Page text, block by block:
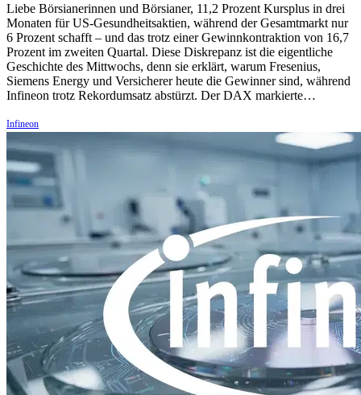
Liebe Börsianerinnen und Börsianer, 11,2 Prozent Kursplus in drei
Monaten für US-Gesundheitsaktien, während der Gesamtmarkt nur
6 Prozent schafft – und das trotz einer Gewinnkontraktion von 16,7
Prozent im zweiten Quartal. Diese Diskrepanz ist die eigentliche
Geschichte des Mittwochs, denn sie erklärt, warum Fresenius,
Siemens Energy und Versicherer heute die Gewinner sind, während
Infineon trotz Rekordumsatz abstürzt. Der DAX markierte…
Infineon